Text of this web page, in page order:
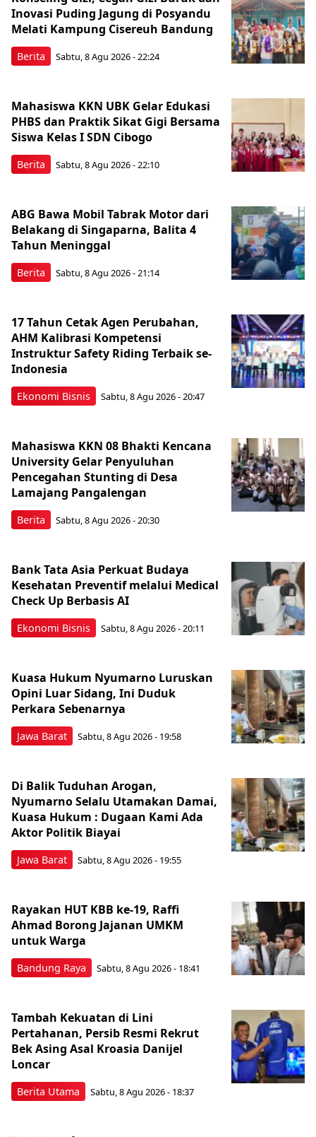
Berita
Inovasi Puding Jagung di Posyandu
Melati Kampung Cisereuh Bandung
Sabtu, 8 Agu 2026 - 22:24
Berita
Mahasiswa KKN UBK Gelar Edukasi
PHBS dan Praktik Sikat Gigi Bersama
Siswa Kelas I SDN Cibogo
Sabtu, 8 Agu 2026 - 22:10
Berita
ABG Bawa Mobil Tabrak Motor dari
Belakang di Singaparna, Balita 4
Tahun Meninggal
Sabtu, 8 Agu 2026 - 21:14
Ekonomi Bisnis
17 Tahun Cetak Agen Perubahan,
AHM Kalibrasi Kompetensi
Instruktur Safety Riding Terbaik se-
Indonesia
Sabtu, 8 Agu 2026 - 20:47
Berita
Mahasiswa KKN 08 Bhakti Kencana
University Gelar Penyuluhan
Pencegahan Stunting di Desa
Lamajang Pangalengan
Sabtu, 8 Agu 2026 - 20:30
Ekonomi Bisnis
Bank Tata Asia Perkuat Budaya
Kesehatan Preventif melalui Medical
Check Up Berbasis AI
Sabtu, 8 Agu 2026 - 20:11
Jawa Barat
Kuasa Hukum Nyumarno Luruskan
Opini Luar Sidang, Ini Duduk
Perkara Sebenarnya ​
Sabtu, 8 Agu 2026 - 19:58
Jawa Barat
Di Balik Tuduhan Arogan,
Nyumarno Selalu Utamakan Damai,
Kuasa Hukum : Dugaan Kami Ada
Aktor Politik Biayai
Sabtu, 8 Agu 2026 - 19:55
Bandung Raya
Rayakan HUT KBB ke-19, Raffi
Ahmad Borong Jajanan UMKM
untuk Warga
Sabtu, 8 Agu 2026 - 18:41
Berita Utama
Tambah Kekuatan di Lini
Pertahanan, Persib Resmi Rekrut
Bek Asing Asal Kroasia Danijel
Loncar
Sabtu, 8 Agu 2026 - 18:37